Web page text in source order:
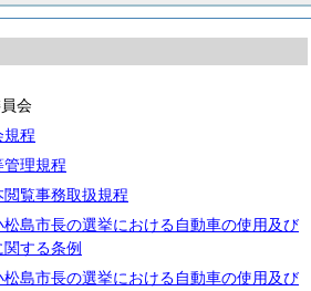
会
規程
理規程
覧事務取扱規程
島市長の選挙における自動車の使用及び
する条例
島市長の選挙における自動車の使用及び